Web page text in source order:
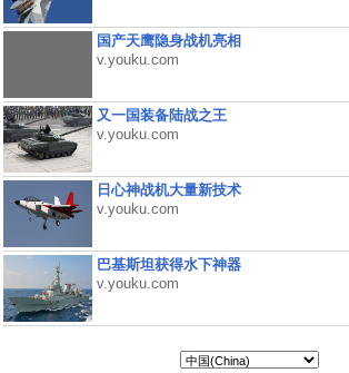
国产天鹰隐身战机亮相
v.youku.com
又一国装备陆战之王
v.youku.com
日心神战机大量新技术
v.youku.com
巴基斯坦获得水下神器
v.youku.com